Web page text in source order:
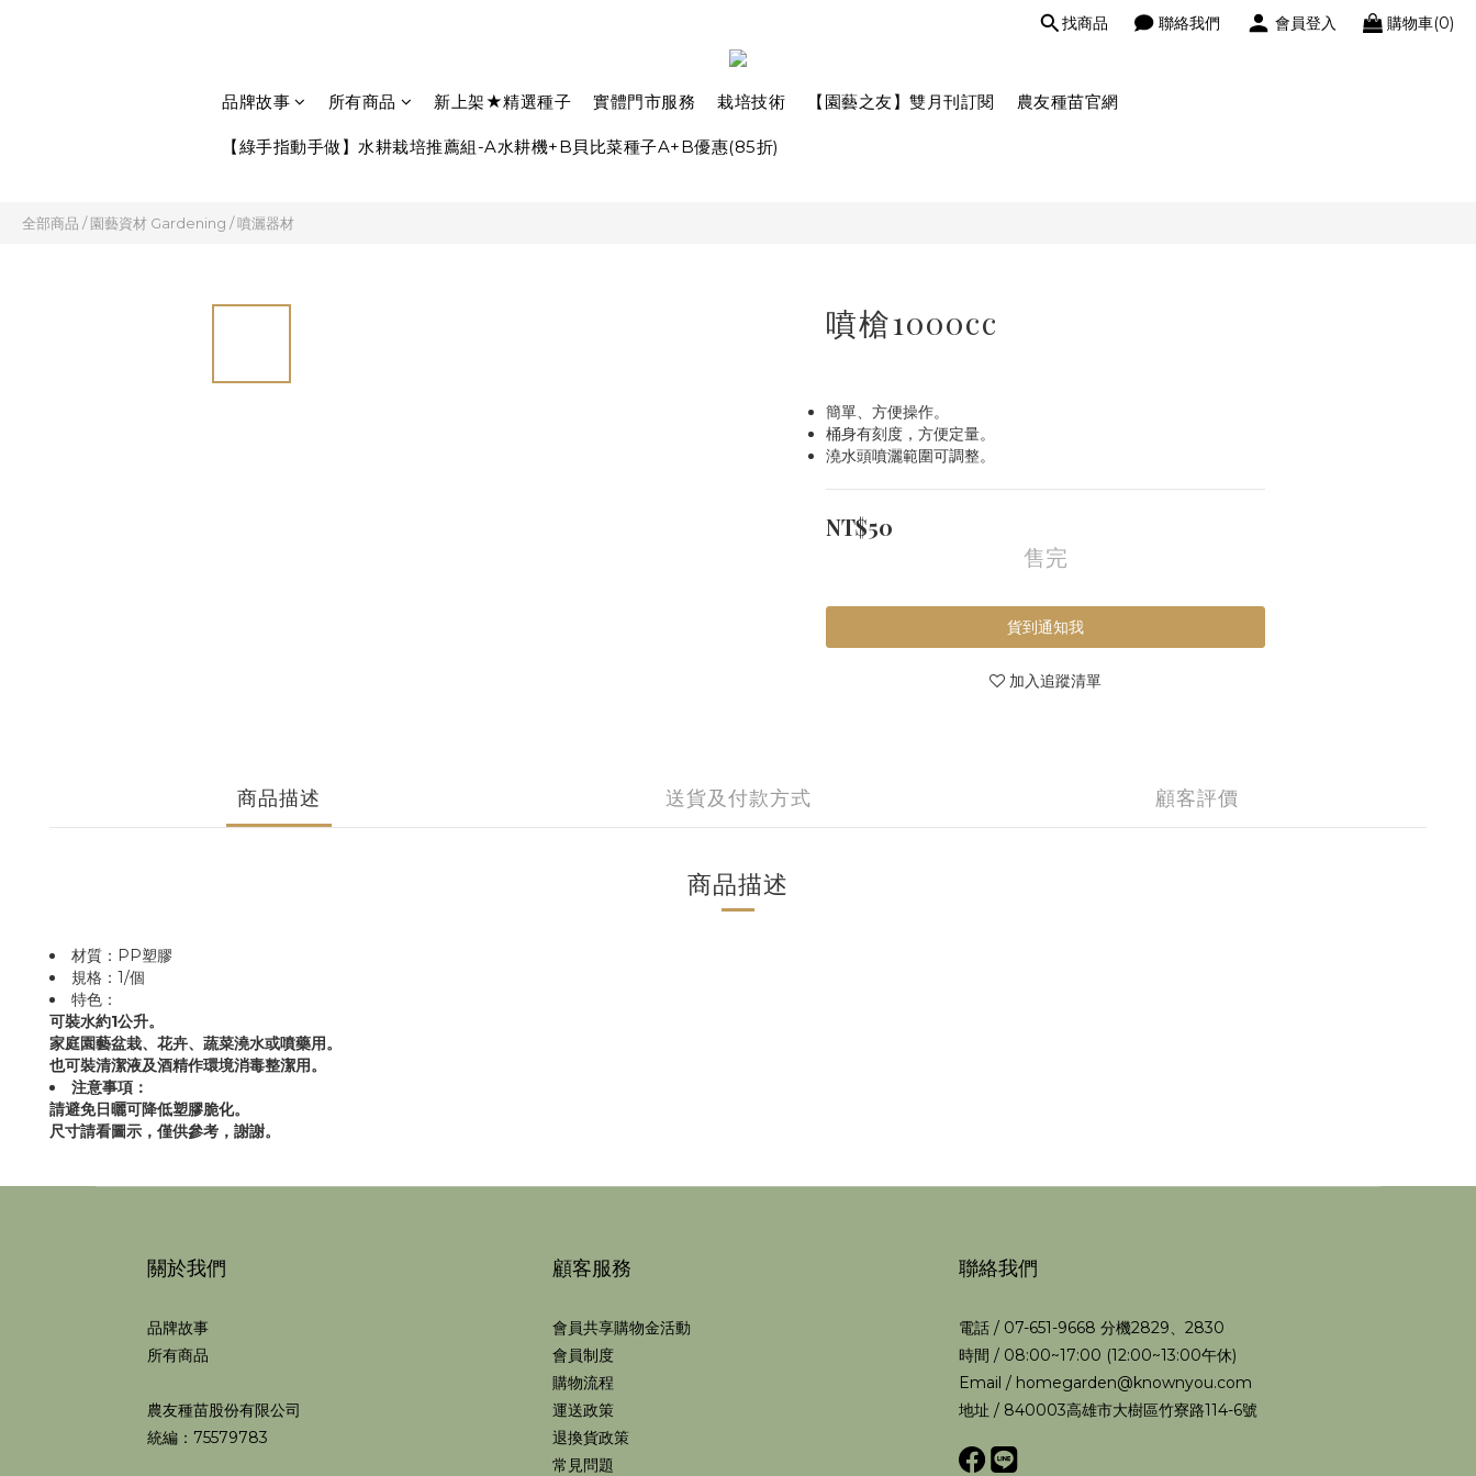
找商品 聯絡我們 會員登入 購物車(0)
品牌故事 所有商品 新上架★精選種子 實體門市服務 栽培技術 【園藝之友】雙月刊訂閱 農友種苗官網
【綠手指動手做】水耕栽培推薦組-A水耕機+B貝比菜種子A+B優惠(85折)
全部商品 /園藝資材 Gardening /噴灑器材
噴槍1000cc
簡單、方便操作。
桶身有刻度，方便定量。
澆水頭噴灑範圍可調整。
NT$50
售完
貨到通知我
加入追蹤清單
商品描述 送貨及付款方式 顧客評價
商品描述
材質：PP塑膠
規格：1/個
特色：
可裝水約1公升。
家庭園藝盆栽、花卉、蔬菜澆水或噴藥用。
也可裝清潔液及酒精作環境消毒整潔用。
注意事項：
請避免日曬可降低塑膠脆化。
尺寸請看圖示，僅供參考，謝謝。
關於我們
品牌故事
所有商品
農友種苗股份有限公司
統編：75579783
顧客服務
會員共享購物金活動
會員制度
購物流程
運送政策
退換貨政策
常見問題
聯絡我們
電話 / 07-651-9668 分機2829、2830
時間 / 08:00~17:00 (12:00~13:00午休)
Email / homegarden@knownyou.com
地址 / 840003高雄市大樹區竹寮路114-6號